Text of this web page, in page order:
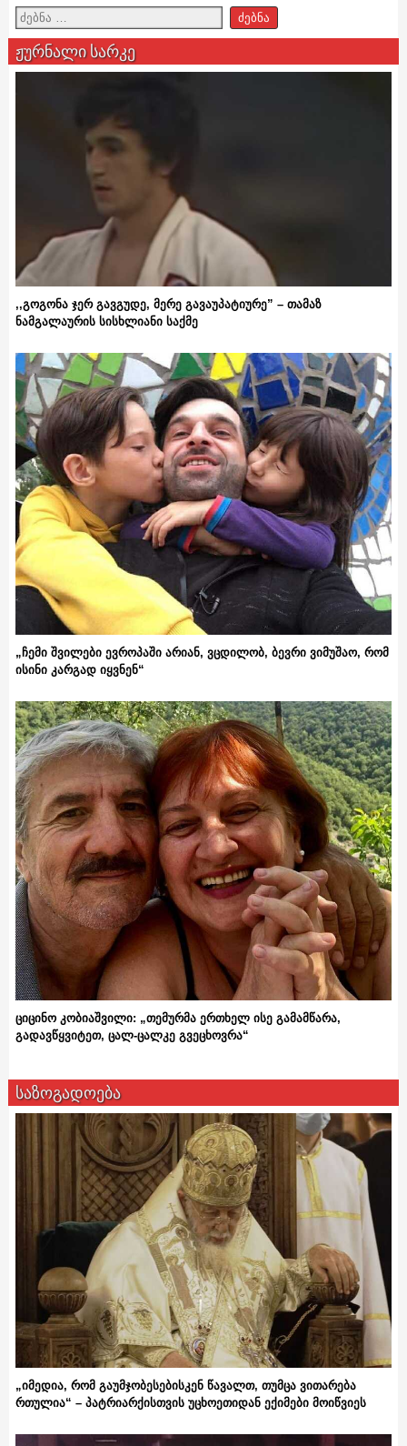
ჟურნალი სარკე
,,გოგონა ჯერ გავგუდე, მერე გავაუპატიურე” – თამაზ
ნამგალაურის სისხლიანი საქმე
„ჩემი შვილები ევროპაში არიან, ვცდილობ, ბევრი ვიმუშაო, რომ
ისინი კარგად იყვნენ“
ციცინო კობიაშვილი: „თემურმა ერთხელ ისე გამამწარა,
გადავწყვიტეთ, ცალ-ცალკე გვეცხოვრა“
საზოგადოება
„იმედია, რომ გაუმჯობესებისკენ წავალთ, თუმცა ვითარება
რთულია“ – პატრიარქისთვის უცხოეთიდან ექიმები მოიწვიეს